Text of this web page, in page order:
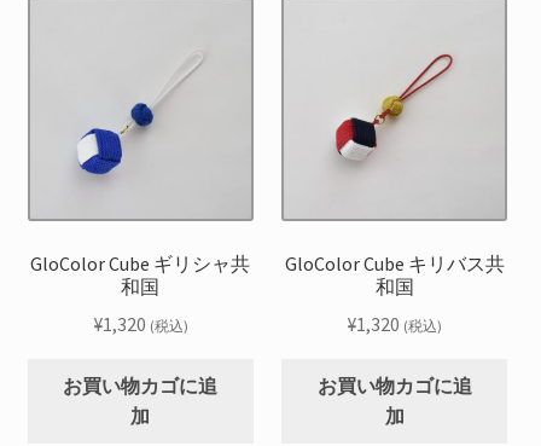
GloColor Cube ギリシャ共
和国
¥1,320 (税込)
お買い物カゴに追
加
GloColor Cube キリバス共
和国
¥1,320 (税込)
お買い物カゴに追
加